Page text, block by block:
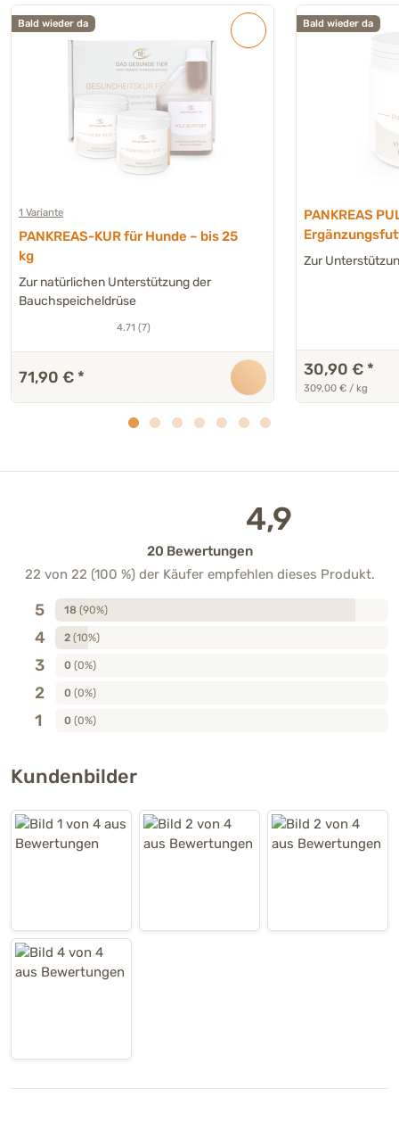
Bald wieder da
1 Variante
PANKREAS-KUR für Hunde – bis 25
kg
Zur natürlichen Unterstützung der
Bauchspeicheldrüse
4.71 (7)
71,90 € *
Bald wieder da
PANKREAS
Katze
Zur
30,90 € *
309,00 € / kg
4,9
20 Bewertungen
22 von 22 (100 %) der Käufer empfehlen dieses Produkt.
5 18 (90%)
4 2 (10%)
3 0 (0%)
2 0 (0%)
1 0 (0%)
Kundenbilder